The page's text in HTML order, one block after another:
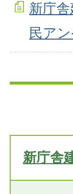
新庁
民ア
新庁舎